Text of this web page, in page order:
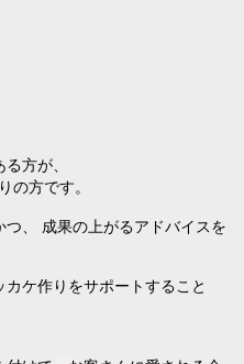
る方が、
の方です。
、 成果の上がるアドバイスを
ケ作りをサポートすること